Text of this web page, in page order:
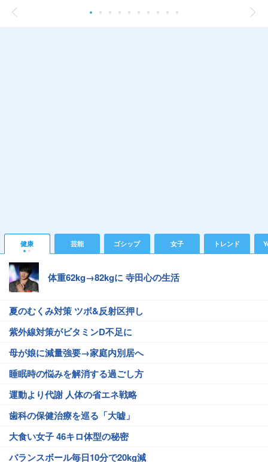
健康 芸能 ゴシップ 女子 トレンド
体重62kg→82kgに 寺田心の生活
夏のむくみ対策 ツボ&反射区押し
紫外線対策がビタミンD不足に
母が娘に減量強要→家庭内別居へ
睡眠時の悩みを解消する過ごし方
運動より代謝 人体の省エネ戦略
歯科の保健治療を巡る「大嘘」
大食い女子 46キロ体型の秘密
バランスボール毎日10分で20kg減